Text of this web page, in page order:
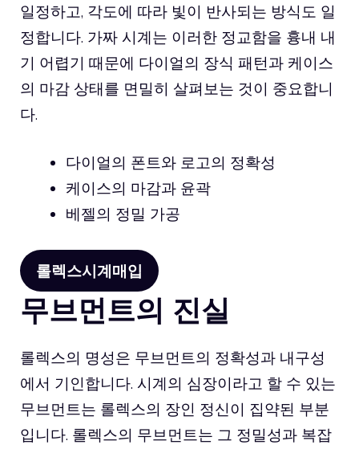
일정하고, 각도에 따라 빛이 반사되는 방식도 일
정합니다. 가짜 시계는 이러한 정교함을 흉내 내
기 어렵기 때문에 다이얼의 장식 패턴과 케이스
의 마감 상태를 면밀히 살펴보는 것이 중요합니
다.
다이얼의 폰트와 로고의 정확성
케이스의 마감과 윤곽
베젤의 정밀 가공
롤렉스시계매입
무브먼트의 진실
롤렉스의 명성은 무브먼트의 정확성과 내구성
에서 기인합니다. 시계의 심장이라고 할 수 있는
무브먼트는 롤렉스의 장인 정신이 집약된 부분
입니다. 롤렉스의 무브먼트는 그 정밀성과 복잡